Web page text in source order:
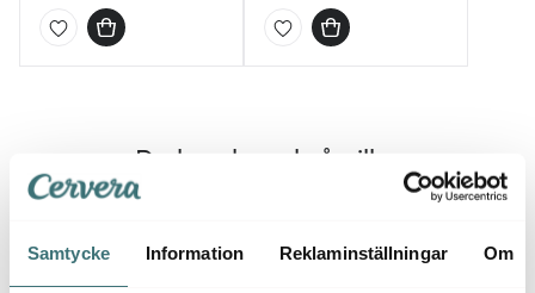
Samtycke Information Reklaminställningar Om
Du kanske också gillar